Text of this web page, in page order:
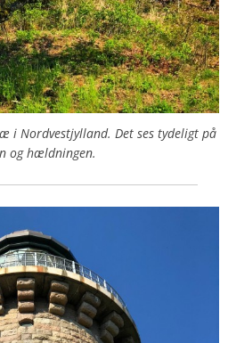
Nordvestjylland. Det ses tydeligt på
og hældningen.